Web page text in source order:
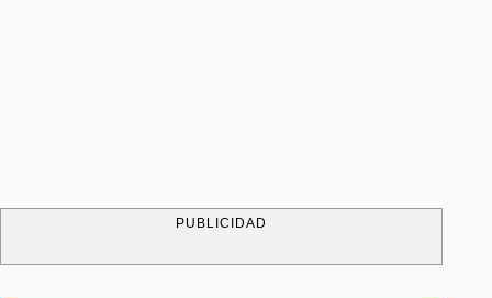
PUBLICIDAD